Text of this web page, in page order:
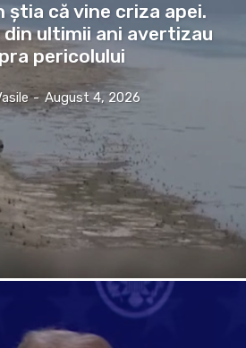
că vine criza apei.
ultimii ani avertizau
pericolului
- August 4, 2026